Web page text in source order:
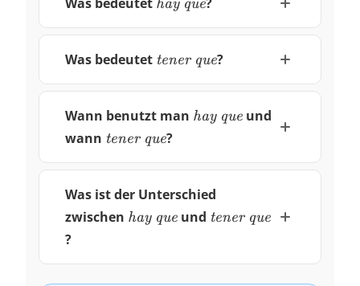
hay que
Was bedeutet \textit{tener
tener que?
Wann benutzt man \textit{hay
hay que und
wann \textit{tener
tener que?
Was ist der Unterschied
zwischen \textit{hay
hay que und \textit{tener
tener que
?